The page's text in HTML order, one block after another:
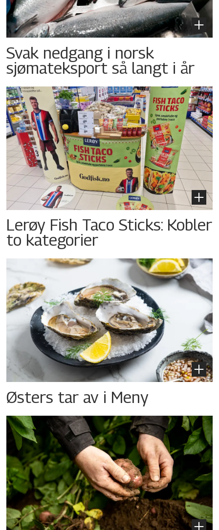
Svak nedgang i norsk
sjømateksport så langt i år
Lerøy Fish Taco Sticks: Kobler
to kategorier
Østers tar av i Meny